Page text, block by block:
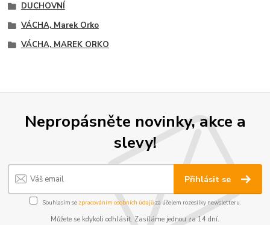
DUCHOVNÍ
VÁCHA, Marek Orko
VÁCHA, MAREK ORKO
Nepropásněte novinky, akce a
slevy!
Přihlásit se
Souhlasím se zpracováním osobních údajůza účelem rozesílky newsletteru.
Můžete se kdykoli odhlásit. Zasíláme jednou za 14 dní.